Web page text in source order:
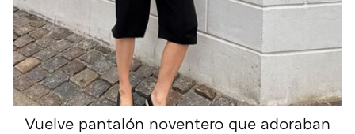
Vuelve pantalón noventero que adoraban